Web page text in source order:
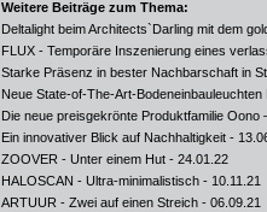
Weitere Beiträge zum Thema:
Deltalight beim Architects`Darling mit dem
FLUX - Temporäre Inszenierung eines
Starke Präsenz in bester Nachbarschaft in
Neue State-of-The-Art-
Die neue preisgekrönte Produktfamilie Oono
Ein innovativer Blick auf Nachhaltigkeit -
ZOOVER - Unter einem Hut - 24.01.22
HALOSCAN - Ultra-minimalistisch - 10.11.21
ARTUUR - Zwei auf einen Streich - 06.09.21